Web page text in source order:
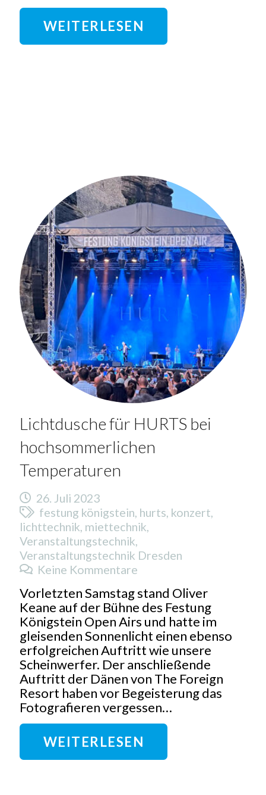
WEITERLESEN
Lichtdusche für HURTS bei
hochsommerlichen
Temperaturen
26. Juli 2023
festung königstein, hurts, konzert,
lichttechnik, miettechnik,
Veranstaltungstechnik,
Veranstaltungstechnik Dresden
Keine Kommentare
Vorletzten Samstag stand Oliver
Keane auf der Bühne des Festung
Königstein Open Airs und hatte im
gleisenden Sonnenlicht einen ebenso
erfolgreichen Auftritt wie unsere
Scheinwerfer. Der anschließende
Auftritt der Dänen von The Foreign
Resort haben vor Begeisterung das
Fotografieren vergessen…
WEITERLESEN